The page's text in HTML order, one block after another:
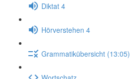
Diktat 4
Hörverstehen 4
Grammatikübersicht (13:05)